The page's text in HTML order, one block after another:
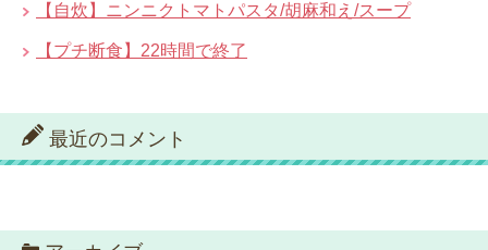
【自炊】ニンニクトマトパスタ/胡麻和え/スープ
【プチ断食】22時間で終了
最近のコメント